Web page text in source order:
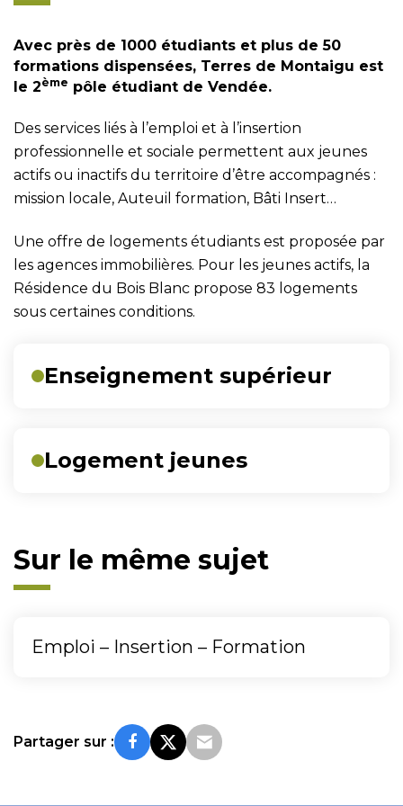
Avec près de 1000 étudiants et plus de 50
formations dispensées, Terres de Montaigu est
le 2ème pôle étudiant de Vendée.
Des services liés à l’emploi et à l’insertion
professionnelle et sociale permettent aux jeunes
actifs ou inactifs du territoire d’être accompagnés :
mission locale, Auteuil formation, Bâti Insert…
Une offre de logements étudiants est proposée par
les agences immobilières. Pour les jeunes actifs, la
Résidence du Bois Blanc propose 83 logements
sous certaines conditions.
desEnseignement supérieur
Logement jeunes
Sur le même sujet
Emploi – Insertion – Formation
Partager sur :